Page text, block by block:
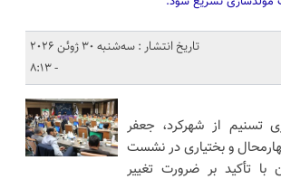
تاریخ انتشار : سه‌شنبه 30 ژوئن 2026
- 8:13
تسنیم از شهرکرد، جعفر
و بختیاری در نشست
با تأکید بر ضرورت تغییر